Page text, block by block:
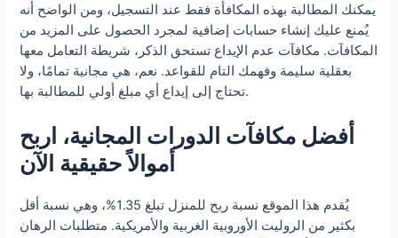
يمكنك المطالبة بهذه المكافأة فقط عند التسجيل، ومن الواضح أنه
يُمنع عليك إنشاء حسابات إضافية لمجرد الحصول على المزيد من
المكافآت. مكافآت عدم الإيداع تستحق الذكر، شريطة التعامل معها
بعقلية سليمة وفهمك التام للقواعد. نعم، هي مجانية تمامًا، ولا
تحتاج إلى إيداع أي مبلغ أولي للمطالبة بها.
أفضل مكافآت الدورات المجانية، اربح
أموالاً حقيقية الآن
يُقدم هذا الموقع نسبة ربح للمنزل تبلغ 1.35%، وهي نسبة أقل
بكثير من الروليت الأوروبية الغربية والأمريكية. متطلبات الرهان